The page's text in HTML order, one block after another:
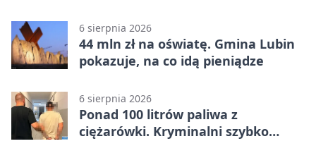
6 sierpnia 2026
44 mln zł na oświatę. Gmina Lubin
pokazuje, na co idą pieniądze
6 sierpnia 2026
Ponad 100 litrów paliwa z
ciężarówki. Kryminalni szybko